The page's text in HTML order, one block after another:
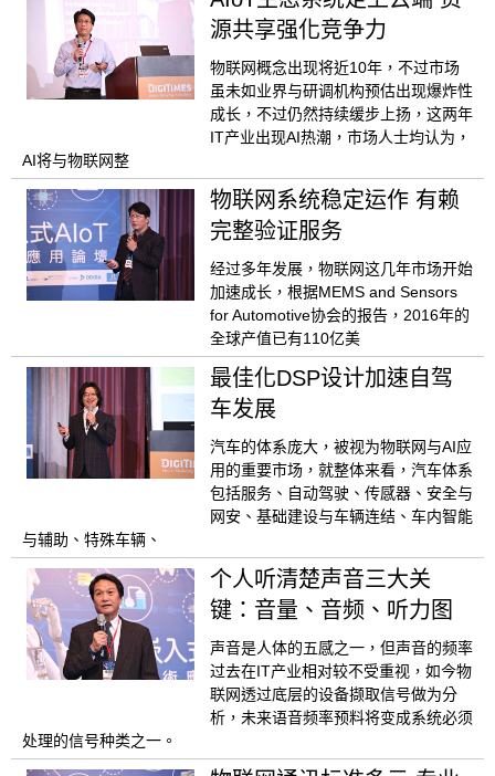
源共享强化竞争力
物联网概念出现将近10年，不过市场
虽未如业界与研调机构预估出现爆炸性
成长，不过仍然持续缓步上扬，这两年
IT产业出现AI热潮，市场人士均认为，
AI将与物联网整
物联网系统稳定运作 有赖
完整验证服务
经过多年发展，物联网这几年市场开始
加速成长，根据MEMS and Sensors
for Automotive协会的报告，2016年的
全球产值已有110亿美
最佳化DSP设计加速自驾
车发展
汽车的体系庞大，被视为物联网与AI应
用的重要市场，就整体来看，汽车体系
包括服务、自动驾驶、传感器、安全与
网安、基础建设与车辆连结、车内智能
与辅助、特殊车辆、
个人听清楚声音三大关
键：音量、音频、听力图
声音是人体的五感之一，但声音的频率
过去在IT产业相对较不受重视，如今物
联网透过底层的设备撷取信号做为分
析，未来语音频率预料将变成系统必须
处理的信号种类之一。